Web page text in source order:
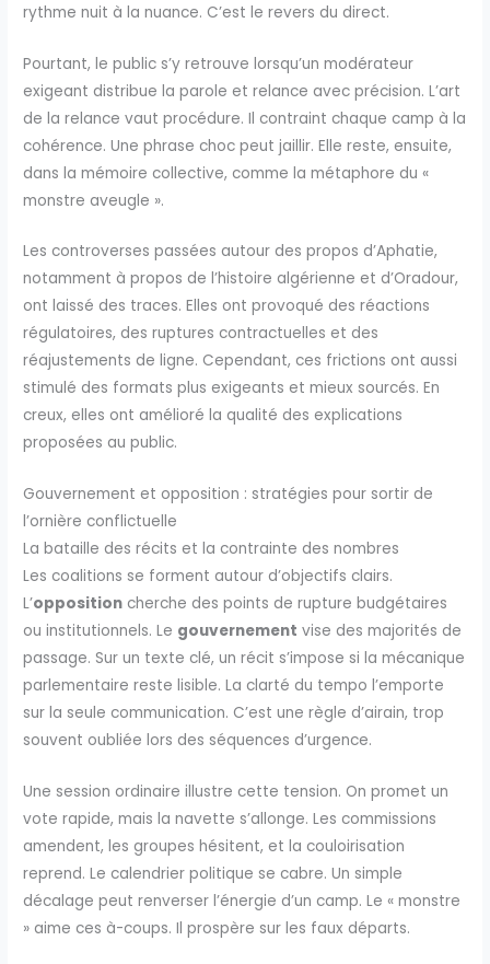
rythme nuit à la nuance. C’est le revers du direct.
Pourtant, le public s’y retrouve lorsqu’un modérateur
exigeant distribue la parole et relance avec précision. L’art
de la relance vaut procédure. Il contraint chaque camp à la
cohérence. Une phrase choc peut jaillir. Elle reste, ensuite,
dans la mémoire collective, comme la métaphore du «
monstre aveugle ».
Les controverses passées autour des propos d’Aphatie,
notamment à propos de l’histoire algérienne et d’Oradour,
ont laissé des traces. Elles ont provoqué des réactions
régulatoires, des ruptures contractuelles et des
réajustements de ligne. Cependant, ces frictions ont aussi
stimulé des formats plus exigeants et mieux sourcés. En
creux, elles ont amélioré la qualité des explications
proposées au public.
Gouvernement et opposition : stratégies pour sortir de
l’ornière conflictuelle
La bataille des récits et la contrainte des nombres
Les coalitions se forment autour d’objectifs clairs.
L’opposition cherche des points de rupture budgétaires
ou institutionnels. Le gouvernement vise des majorités de
passage. Sur un texte clé, un récit s’impose si la mécanique
parlementaire reste lisible. La clarté du tempo l’emporte
sur la seule communication. C’est une règle d’airain, trop
souvent oubliée lors des séquences d’urgence.
Une session ordinaire illustre cette tension. On promet un
vote rapide, mais la navette s’allonge. Les commissions
amendent, les groupes hésitent, et la couloirisation
reprend. Le calendrier politique se cabre. Un simple
décalage peut renverser l’énergie d’un camp. Le « monstre
» aime ces à-coups. Il prospère sur les faux départs.